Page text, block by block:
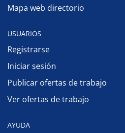
Mapa web directorio
USUARIOS
Registrarse
Iniciar sesión
Publicar ofertas de trabajo
Ver ofertas de trabajo
AYUDA